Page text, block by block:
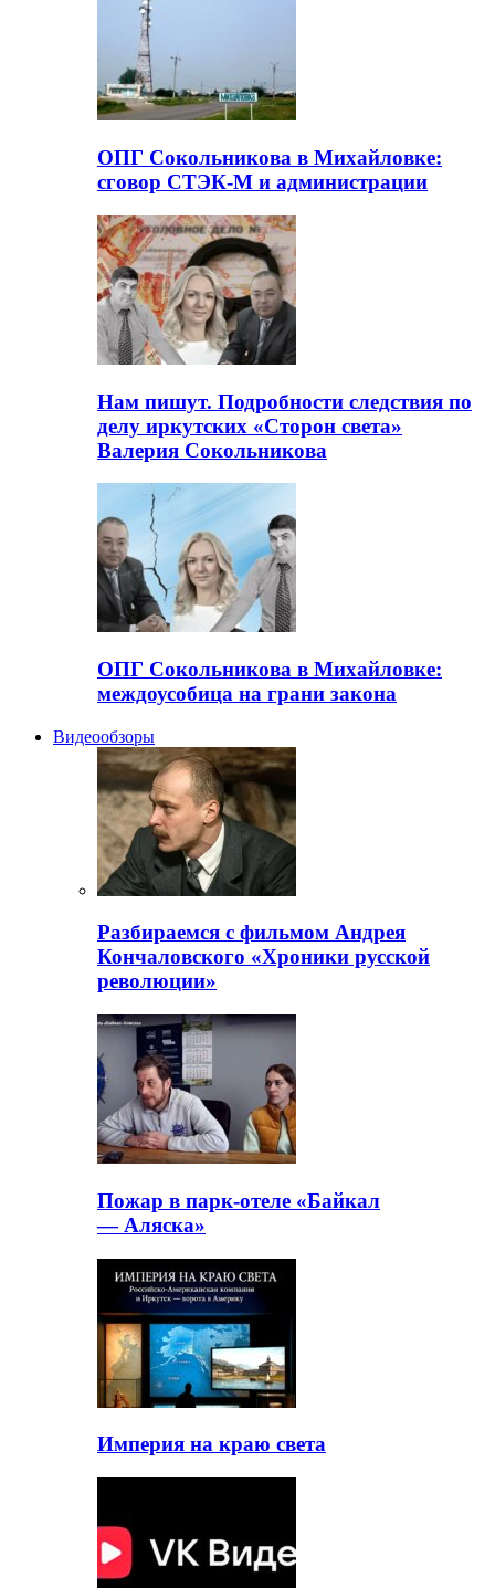
ОПГ Сокольникова в Михайловке:
сговор СТЭК-М и администрации
Нам пишут. Подробности следствия по
делу иркутских «Сторон света»
Валерия Сокольникова
ОПГ Сокольникова в Михайловке:
междоусобица на грани закона
Видеообзоры
Разбираемся с фильмом Андрея
Кончаловского «Хроники русской
революции»
Пожар в парк-отеле «Байкал
— Аляска»
Империя на краю света